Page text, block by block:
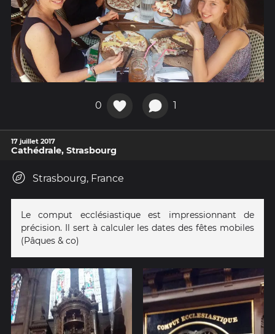
0 1
17 juillet 2017
Cathédrale, Strasbourg
Strasbourg, France
Le comput ecclésiastique est impressionnant de
précision. Il sert à calculer les dates des fêtes mobiles
(Pâques & co)